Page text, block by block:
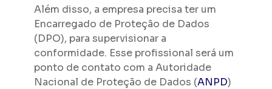
Além disso, a empresa precisa ter um
Encarregado de Proteção de Dados
(DPO), para supervisionar a
conformidade. Esse profissional será um
ponto de contato com a Autoridade
Nacional de Proteção de Dados (ANPD)